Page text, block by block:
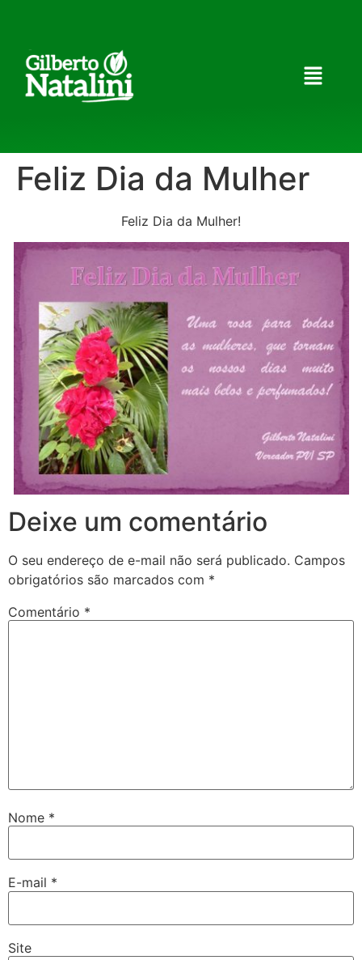
Feliz Dia da Mulher
Feliz Dia da Mulher!
Deixe um comentário
O seu endereço de e-mail não será publicado. Campos
obrigatórios são marcados com *
Comentário *
Nome *
E-mail *
Site